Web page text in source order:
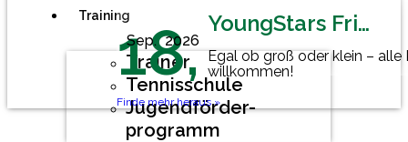
Training
Trainer
Tennisschule
Jugendförder-
programm
Sep.
18,
2026
YoungStars Friday
Egal ob groß oder klein –
willkommen!
Finde mehr heraus »